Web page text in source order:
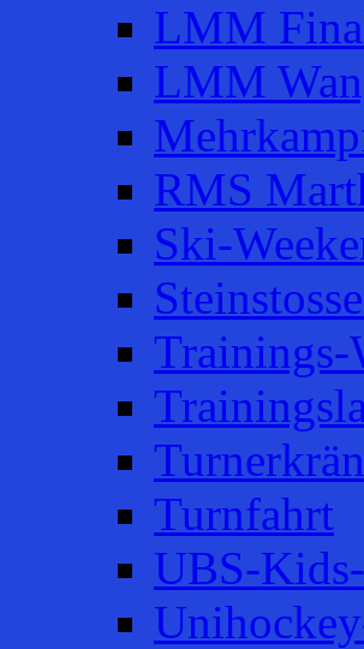
LMM
LMM
RMS
Ski-
Trainings-
Turnfahrt
UBS-